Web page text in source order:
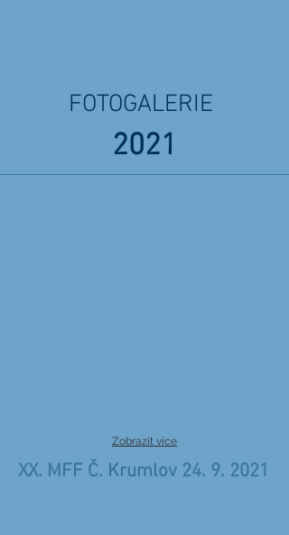
FOTOGALERIE
2021
Zobrazit více
XX. MFF Č. Krumlov 24. 9. 2021